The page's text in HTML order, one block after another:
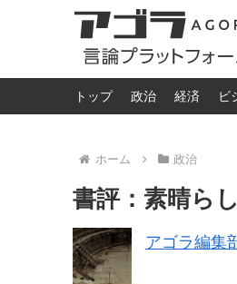
トップ 政治 経済 ビ
ホーム 政治
書評：素晴ら
アゴラ編集